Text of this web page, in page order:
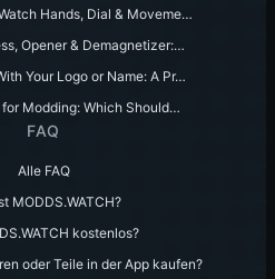
Hands, Dial & Moveme…
Opener & Demagnetizer:…
Your Logo or Name: A Pr…
Modding: Which Should…
FAQ
Alle FAQ
MODDS.WATCH?
kostenlos?
oder Teile in der App kaufen?